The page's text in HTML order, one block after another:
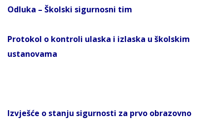
Odluka – Školski sigurnosni tim
Protokol o kontroli ulaska i izlaska u školskim
ustanovama
Izvješće o stanju sigurnosti za prvo obrazovno